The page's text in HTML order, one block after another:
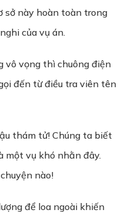
sở này hoàn toàn trong
của vụ án.
vô vọng thì chuông điện
đến từ điều tra viên tên
thám tử! Chúng ta biết
một vụ khó nhằn đây.
nào!
để loa ngoài khiến